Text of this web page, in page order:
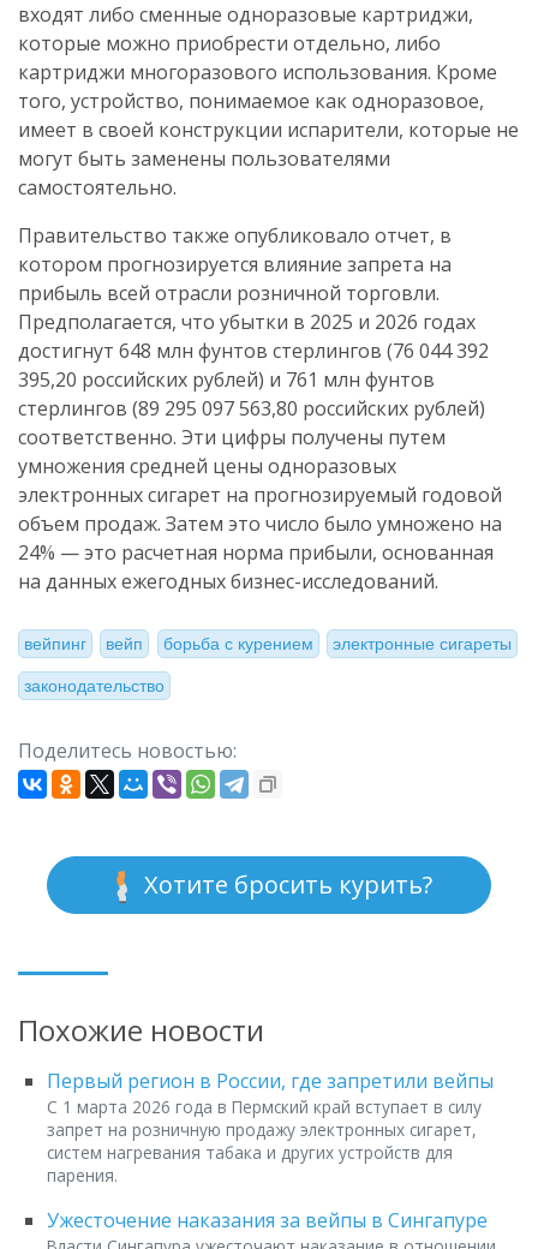
входят либо сменные одноразовые картриджи,
которые можно приобрести отдельно, либо
картриджи многоразового использования. Кроме
того, устройство, понимаемое как одноразовое,
имеет в своей конструкции испарители, которые не
могут быть заменены пользователями
самостоятельно.
Правительство также опубликовало отчет, в
котором прогнозируется влияние запрета на
прибыль всей отрасли розничной торговли.
Предполагается, что убытки в 2025 и 2026 годах
достигнут 648 млн фунтов стерлингов (76 044 392
395,20 российских рублей) и 761 млн фунтов
стерлингов (89 295 097 563,80 российских рублей)
соответственно. Эти цифры получены путем
умножения средней цены одноразовых
электронных сигарет на прогнозируемый годовой
объем продаж. Затем это число было умножено на
24% — это расчетная норма прибыли, основанная
на данных ежегодных бизнес-исследований.
вейпинг вейп борьба с курением электронные сигареты
законодательство
Поделитесь новостью:
Хотите бросить курить?
Похожие новости
Первый регион в России, где запретили вейпы
С 1 марта 2026 года в Пермский край вступает в силу
запрет на розничную продажу электронных сигарет,
систем нагревания табака и других устройств для
парения.
Ужесточение наказания за вейпы в Сингапуре